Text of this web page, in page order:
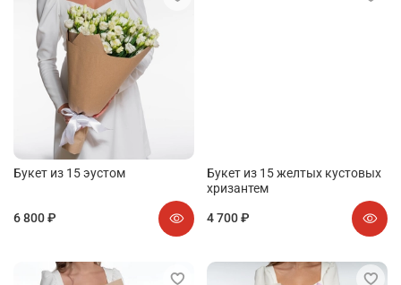
Букет из 15 эустом
6 800 ₽
Букет из 15 желтых кустовых
хризантем
4 700 ₽